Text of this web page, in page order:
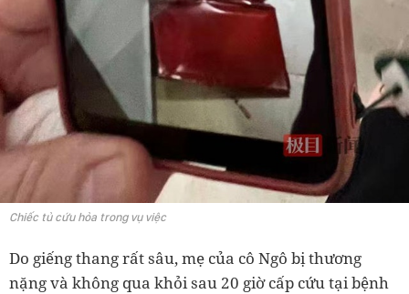
Chiếc tủ cứu hỏa trong vụ việc
Do giếng thang rất sâu, mẹ của cô Ngô bị thương
nặng và không qua khỏi sau 20 giờ cấp cứu tại bệnh